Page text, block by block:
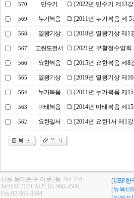
570 민수기 [2022년 민수기 제13
569 누가복음 [2011년 누가복음 제
568 열왕기상 [2018년 열왕기상 제1
567 고린도전서 [2021년 부활절수양
566 요한복음 [2015년 요한복음 제
565 열왕기상 [2019년 열왕기상 제
564 누가복음 [2011년 누가복음 제
563 마태복음 [2014년 마태복음 제
562 요한일서 [2014년 요한1서 제1
서울 동대문구 이문2동 264-231
Tel:070-7119-3521,02-968-4586
Fax:02-965-8594
[UBF한
[뉴욕